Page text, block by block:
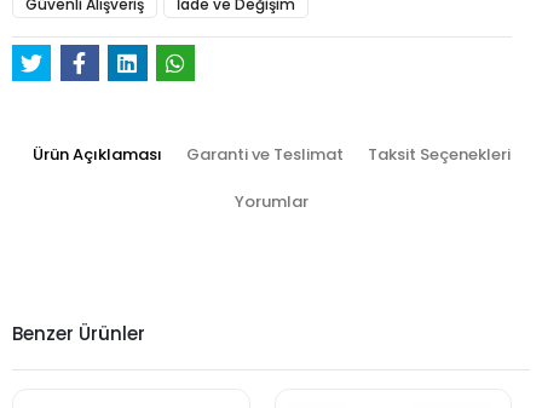
Ürün Açıklaması Garanti ve Teslimat Taksit Seçenekleri
Yorumlar
Benzer Ürünler